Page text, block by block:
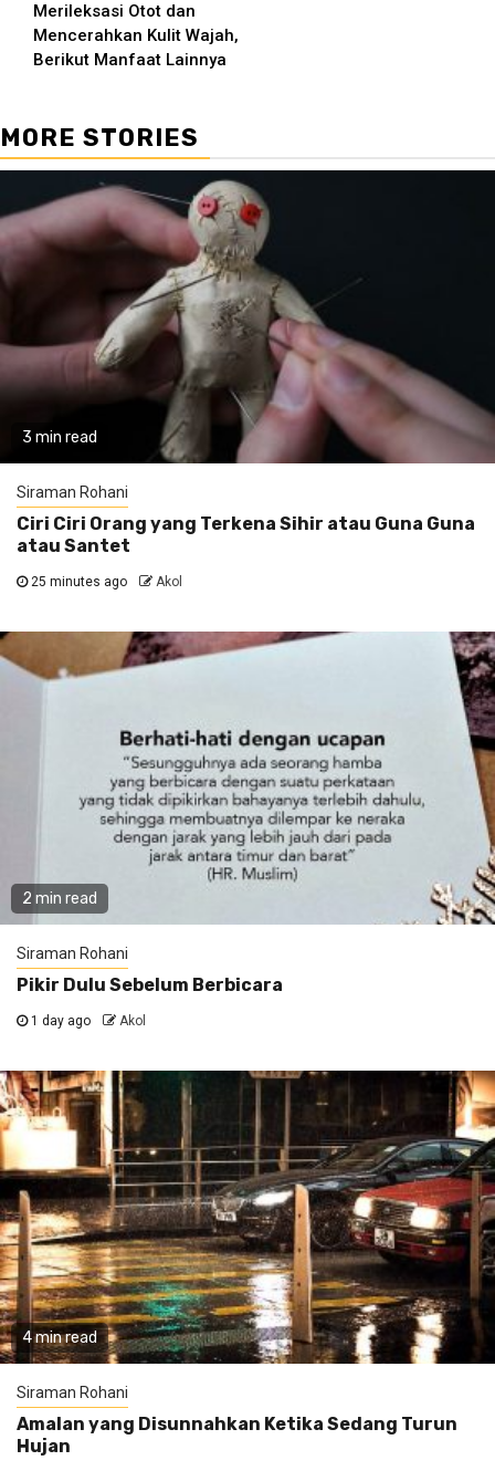
Merileksasi Otot dan
Mencerahkan Kulit Wajah,
Berikut Manfaat Lainnya
MORE STORIES
3 min read
Siraman Rohani
Ciri Ciri Orang yang Terkena Sihir atau Guna Guna
atau Santet
25 minutes ago Akol
2 min read
Siraman Rohani
Pikir Dulu Sebelum Berbicara
1 day ago Akol
4 min read
Siraman Rohani
Amalan yang Disunnahkan Ketika Sedang Turun
Hujan